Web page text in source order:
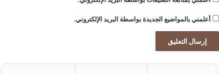
أعلمني بالمواضيع الجديدة بواسطة البريد الإلكتروني.